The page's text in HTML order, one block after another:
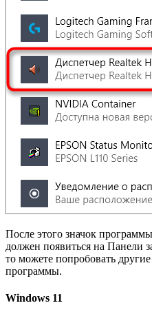
После этого значок
должен появиться на Панели
то можете попробовать
программы.
Windows 11